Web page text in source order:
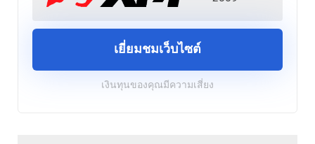
เยี่ยมชมเว็บไซต์
เงินทุนของคุณมีความเสี่ยง